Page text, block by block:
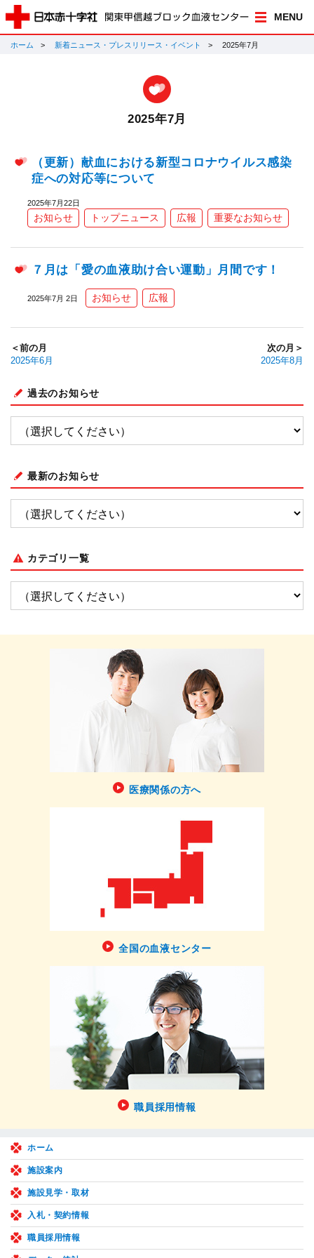
MENU
ホーム 新着ニュース・プレスリリース・イベント 2025年7月
2025年7月
（更新）献血における新型コロナウイルス感染
症への対応等について
2025年7月22日
お知らせ トップニュース 広報 重要なお知らせ
７月は「愛の血液助け合い運動」月間です！
2025年7月 2日 お知らせ 広報
＜前の月
2025年6月
次の月＞
2025年8月
過去のお知らせ
最新のお知らせ
カテゴリ一覧
医療関係の方へ
全国の血液センター
職員採用情報
ホーム
施設案内
施設見学・取材
入札・契約情報
職員採用情報